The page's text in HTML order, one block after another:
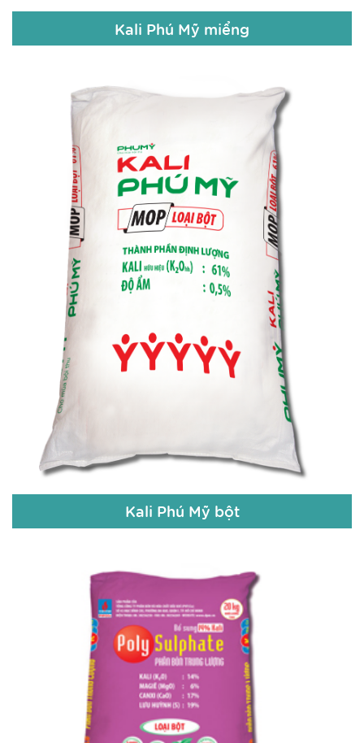
Kali Phú Mỹ miểng
Kali Phú Mỹ miểng
Kali ( K20 ) : 61% (+- 1%)
Độ Ẩm : < 0,5%
Chi tiết
Kali Phú Mỹ bột
Kali Phú Mỹ bột
Kali ( K20 ) : 61% (+- 1%)
Độ Ẩm : < 0,5%